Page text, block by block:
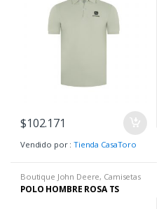
$102.171
Vendido por :Tienda CasaToro
Boutique John Deere, Camisetas
H,Camisetas H,Hombre ,Ropa H
POLO HOMBRE ROSA TS